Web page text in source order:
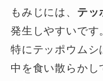
もみじには、 テッ
発生しやすいです
特にテッポウムシ
中を食い散らか